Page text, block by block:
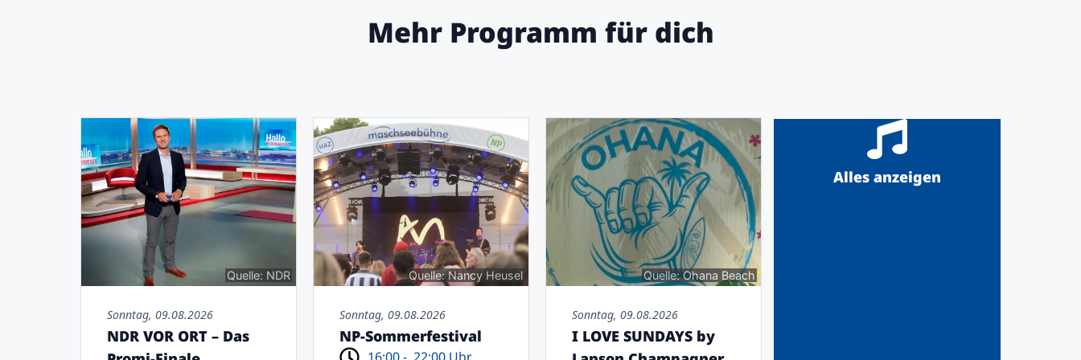
Mehr Programm für dich
Quelle: NDR
Sonntag, 09.08.2026
NDR VOR ORT – Das
Quelle: Nancy Heusel
Sonntag, 09.08.2026
NP-Sommerfestival
Quelle: Ohana Beach
Sonntag, 09.08.2026
I LOVE SUNDAYS by
Alles anzeigen